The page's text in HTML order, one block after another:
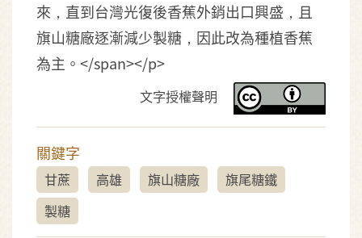
來，直到台灣光復後香蕉外銷出口興盛，且
旗山糖廠逐漸減少製糖，因此改為種植香蕉
為主。</span></p>
文字授權聲明
關鍵字
甘蔗 高雄 旗山糖廠
旗尾糖鐵
製糖